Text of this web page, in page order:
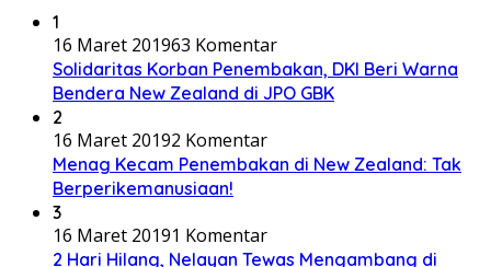
1
16 Maret 201963 Komentar
Solidaritas Korban Penembakan, DKI Beri Warna
Bendera New Zealand di JPO GBK
2
16 Maret 20192 Komentar
Menag Kecam Penembakan di New Zealand: Tak
Berperikemanusiaan!
3
16 Maret 20191 Komentar
2 Hari Hilang, Nelayan Tewas Mengambang di